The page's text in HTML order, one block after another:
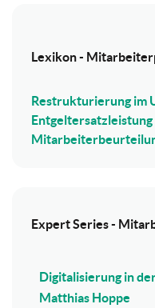
Lexikon -
Restrukturierung im
Entgeltersatzleistung
Expert Series -
Digitalisierung in
Matthias Hoppe